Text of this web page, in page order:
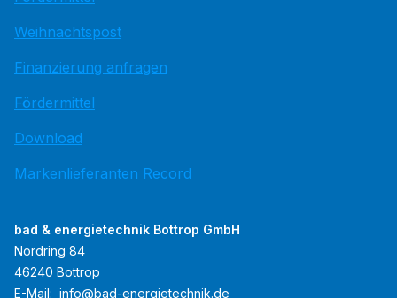
Weihnachtspost
Finanzierung anfragen
Fördermittel
Download
Markenlieferanten Record
bad & energietechnik Bottrop GmbH
Nordring 84
46240 Bottrop
E-Mail: info@bad-energietechnik.de